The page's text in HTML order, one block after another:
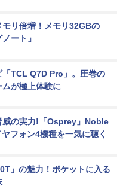
リ倍増！メモリ32GBの
ート」
TCL Q7D Pro」。圧巻の
が極上体験に
威の実力!「Osprey」Noble
フォン4機種を一気に聴く
」の魅力！ポケットに入る